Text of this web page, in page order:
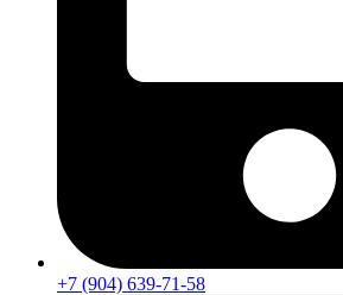
+7 (904) 639-71-58